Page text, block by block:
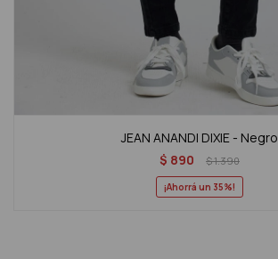
JEAN ANANDI DIXIE - Negro
$ 890 $1.390
35